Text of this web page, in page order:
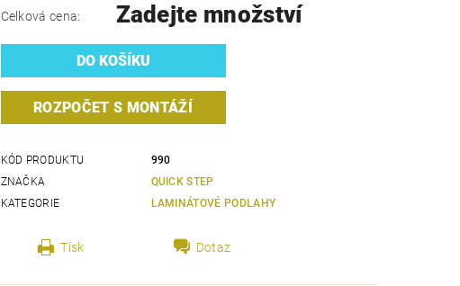
Celková cena: Zadejte množství
ROZPOČET S MONTÁŽÍ
KÓD PRODUKTU
990
ZNAČKA
QUICK STEP
KATEGORIE
LAMINÁTOVÉ PODLAHY
Tisk Dotaz